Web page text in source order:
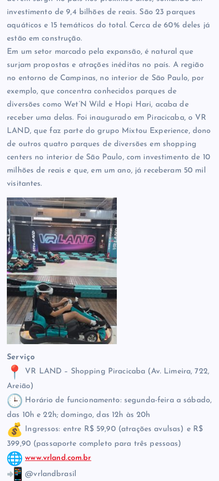
investimento de 9,4 bilhões de reais. São 23 parques
aquáticos e 15 temáticos do total. Cerca de 60% deles já
estão em construção.
Em um setor marcado pela expansão, é natural que
surjam propostas e atrações inéditas no país. A região
no entorno de Campinas, no interior de São Paulo, por
exemplo, que concentra conhecidos parques de
diversões como Wet’N Wild e Hopi Hari, acaba de
receber uma delas. Foi inaugurado em Piracicaba, o VR
LAND, que faz parte do grupo Mixtou Experience, dono
de outros quatro parques de diversões em shopping
centers no interior de São Paulo, com investimento de 10
milhões de reais e que, em um ano, já receberam 50 mil
visitantes.
Serviço
VR LAND – Shopping Piracicaba (Av. Limeira, 722,
Areião)
Horário de funcionamento: segunda-feira a sábado,
das 10h e 22h; domingo, das 12h às 20h
Ingressos: entre R$ 59,90 (atrações avulsas) e R$
399,90 (passaporte completo para três pessoas)
www.vrland.com.br
@vrlandbrasil